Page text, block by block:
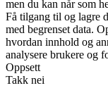
men du kan når som
Få tilgang til og lagre
med begrenset data.
hvordan innhold og
analysere brukere og
Oppsett
Takk nei